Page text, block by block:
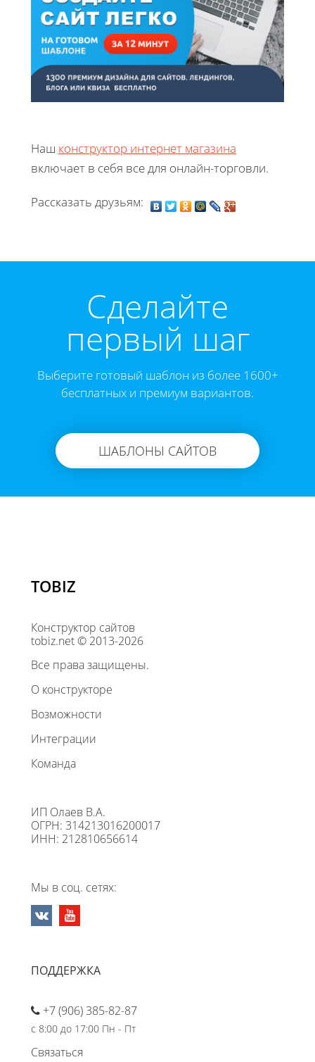
Наш конструктор интернет магазина
включает в себя все для онлайн-торговли.
Рассказать друзьям:
Cделайте
первый шаг
Выберите готовый шаблон из более 1600+
бесплатных и премиум вариантов.
ШАБЛОНЫ САЙТОВ
TOBIZ
Конструктор сайтов
tobiz.net © 2013-2026
Все права защищены.
О конструкторе
Возможности
Интеграции
Команда
ИП Олаев В.А.
ОГРН: 314213016200017
ИНН: 212810656614
Мы в соц. сетях:
ПОДДЕРЖКА
+7 (906) 385-82-87
с 8:00 до 17:00 Пн - Пт
Связаться